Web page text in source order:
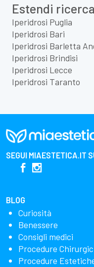
Estendi
Iperidrosi Puglia
Iperidrosi Bari
Iperidrosi Barletta
Iperidrosi Brindisi
Iperidrosi Lecce
Iperidrosi Taranto
SEGUI MIAESTETICA.IT
BLOG
Curiosità
Benessere
Consigli medici
Procedure
Procedure